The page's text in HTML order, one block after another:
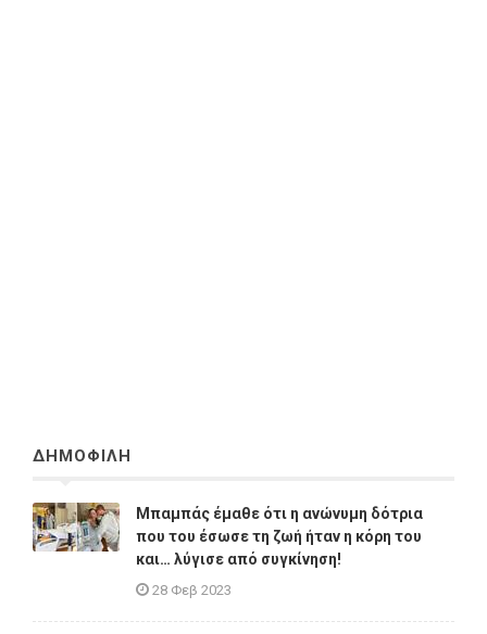
ΔΗΜΟΦΙΛΗ
Μπαμπάς έμαθε ότι η ανώνυμη δότρια
που του έσωσε τη ζωή ήταν η κόρη του
και… λύγισε από συγκίνηση!
28 Φεβ 2023